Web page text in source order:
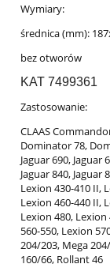
Wymiary:
średnica (mm):
bez otworów
KAT 7499361
Zastosowanie:
CLAAS
Dominator 78,
Jaguar 690, Jaguar
Jaguar 840, Jaguar
Lexion 430-410 II,
Lexion 460-440 II,
Lexion 480, Lexion
560-550, Lexion
204/203, Mega
160/66, Rollant 46